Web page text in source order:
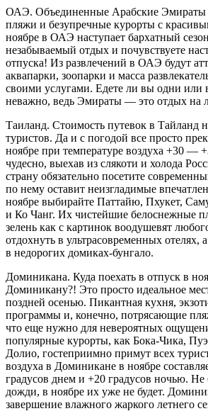
ОАЭ. Объединенные Арабские
пляжи и безупречные курорты с
ноябре в ОАЭ наступает бархатный
незабываемый отдых и почувствуете
отпуска! Из развлечений в ОАЭ будут
аквапарки, зоопарки и масса
своими услугами. Едете ли вы одни или
неважно, ведь Эмираты — это отдых на
Таиланд. Стоимость путевок в Тайланд
туристов. Да и с погодой все просто
ноябре при температуре воздуха +30 —
чудесно, выехав из слякоти и холода
страну обязательно посетите
по нему оставит неизгладимые
ноябре выбирайте Паттайю, Пхукет,
и Ко Чанг. Их чистейшие белоснежные
зелень как с картинок воодушевят
отдохнуть в ультрасовременных отелях,
в недорогих домиках-бунгало.
Доминикана. Куда поехать в отпуск в
Доминикану?! Это просто идеальное
поздней осенью. Пикантная кухня,
программы и, конечно, потрясающие
что еще нужно для невероятных
популярные курорты, как Бока-Чика,
Долио, гостеприимно примут всех
воздуха в Доминикане в ноябре
градусов днем и +20 градусов ночью. Не
дожди, в ноябре их уже не будет.
завершение влажного жаркого летнего